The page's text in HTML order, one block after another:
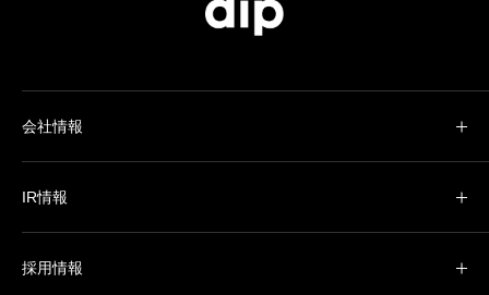
会社情報
IR情報
採用情報